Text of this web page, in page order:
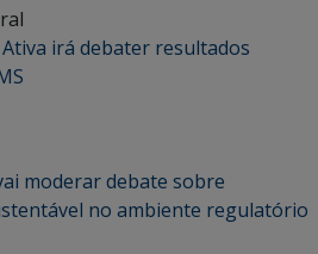
Ativa irá debater resultados
moderar debate sobre
no ambiente regulatório